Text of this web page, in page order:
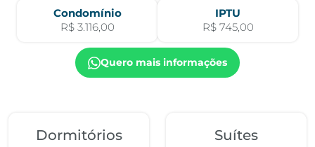
Condomínio
R$ 3.116,00
IPTU
R$ 745,00
Quero mais informações
Dormitórios Suítes